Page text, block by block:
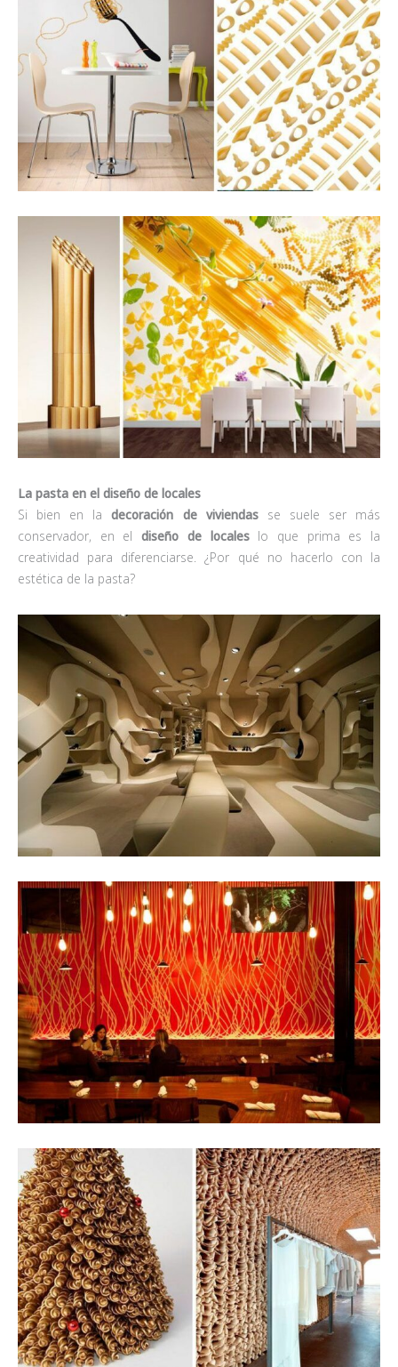
La pasta en el diseño de locales
Si bien en ladecoración de viviendasse suele ser más
conservador, en eldiseño de localeslo que prima es la
creatividad para diferenciarse. ¿Por qué no hacerlo con la
estética de la pasta?